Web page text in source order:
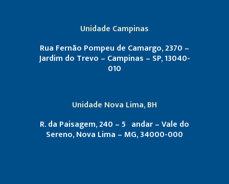
Unidade Campinas
Rua Fernão Pompeu de Camargo, 2370 –
Jardim do Trevo – Campinas – SP, 13040-
010
Unidade Nova Lima, BH
R. da Paisagem, 240 – 5º andar – Vale do
Sereno, Nova Lima – MG, 34000-000